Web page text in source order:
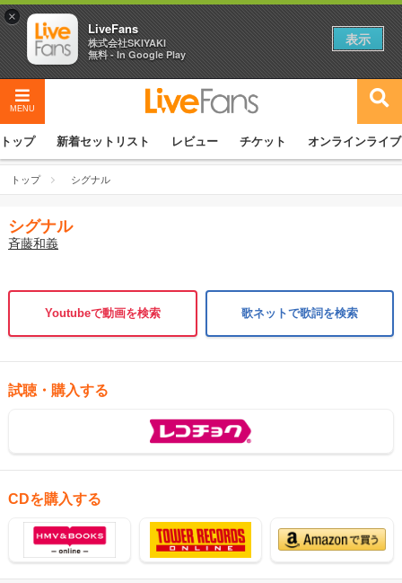
MENU
トップ 新着セットリスト レビュー チケット オンラインライブ
トップ シグナル
シグナル
斉藤和義
Youtubeで動画を検索 歌ネットで歌詞を検索
試聴・購入する
CDを購入する
×
LiveFans
株式会社SKIYAKI
無料 - In Google Play
表示